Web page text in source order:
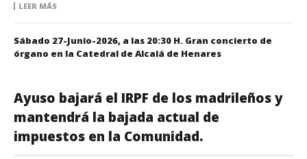
LEER MÁS
Sábado 27-Junio-2026, a las 20:30 H. Gran concierto de
órgano en la Catedral de Alcalá de Henares
Ayuso bajará el IRPF de los madrileños y
mantendrá la bajada actual de
impuestos en la Comunidad.